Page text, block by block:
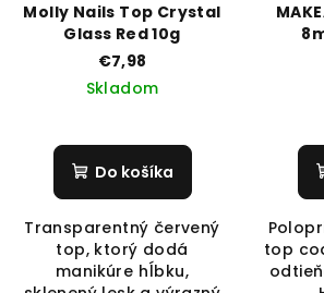
Molly Nails Top Crystal
Glass Red 10g
€7,98
Skladom
Do košíka
Transparentný červený
top, ktorý dodá
manikúre hĺbku,
top